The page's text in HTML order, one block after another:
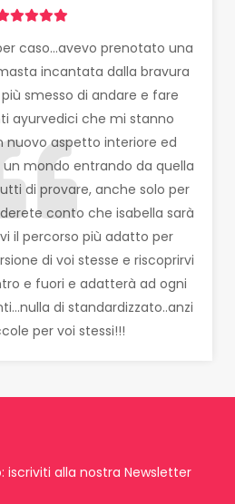
caso...avevo prenotato una
incantata dalla bravura
smesso di andare e fare
ayurvedici che mi stanno
nuovo aspetto interiore ed
mondo entrando da quella
di provare, anche solo per
conto che isabella sarà
il percorso più adatto per
di voi stesse e riscoprirvi
e fuori e adatterà ad ogni
di standardizzato..anzi
per voi stessi!!!
iscriviti alla nostra Newsletter